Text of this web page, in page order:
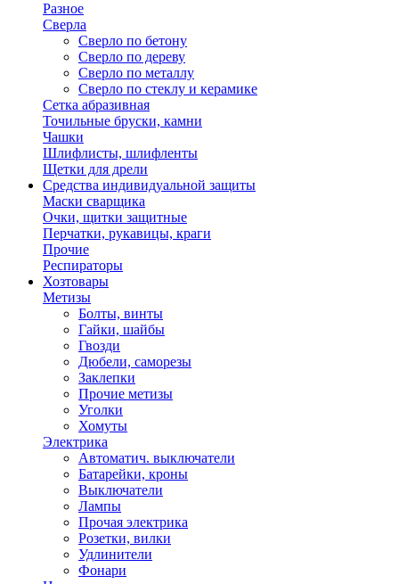
Разное
Сверла
Сверло по бетону
Сверло по дереву
Сверло по металлу
Сверло по стеклу и керамике
Сетка абразивная
Точильные бруски, камни
Чашки
Шлифлисты, шлифленты
Щетки для дрели
Средства индивидуальной защиты
Маски сварщика
Очки, щитки защитные
Перчатки, рукавицы, краги
Прочие
Респираторы
Хозтовары
Метизы
Болты, винты
Гайки, шайбы
Гвозди
Дюбели, саморезы
Заклепки
Прочие метизы
Уголки
Хомуты
Электрика
Автоматич. выключатели
Батарейки, кроны
Выключатели
Лампы
Прочая электрика
Розетки, вилки
Удлинители
Фонари